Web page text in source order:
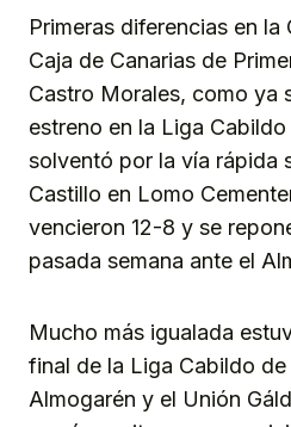
Primeras diferencias en
Caja de Canarias de
Castro Morales, como ya
estreno en la Liga Cabildo
solventó por la vía rápida
Castillo en Lomo
vencieron 12-8 y se
pasada semana ante el
Mucho más igualada
final de la Liga Cabildo de
Almogarén y el Unión